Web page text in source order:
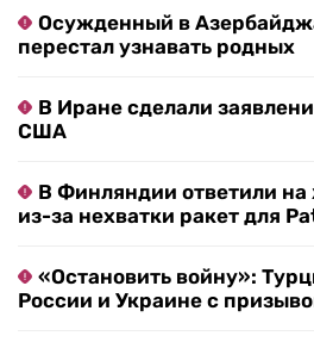
Осужденный в
перестал узнавать родных
В Иране сделали
США
В Финляндии ответили
из-за нехватки ракет для
«Остановить войну»:
России и Украине с